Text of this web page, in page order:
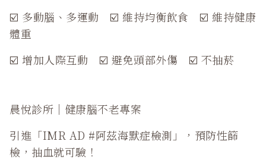
☑️ 多動腦、多運動 ☑️ 維持均衡飲食 ☑️ 維持健康
體重
☑️ 增加人際互動 ☑️ 避免頭部外傷 ☑️ 不抽菸
晨悅診所｜健康腦不老專案
引進「IMR AD #阿茲海默症檢測」， 預防性篩
檢，抽血就可驗！